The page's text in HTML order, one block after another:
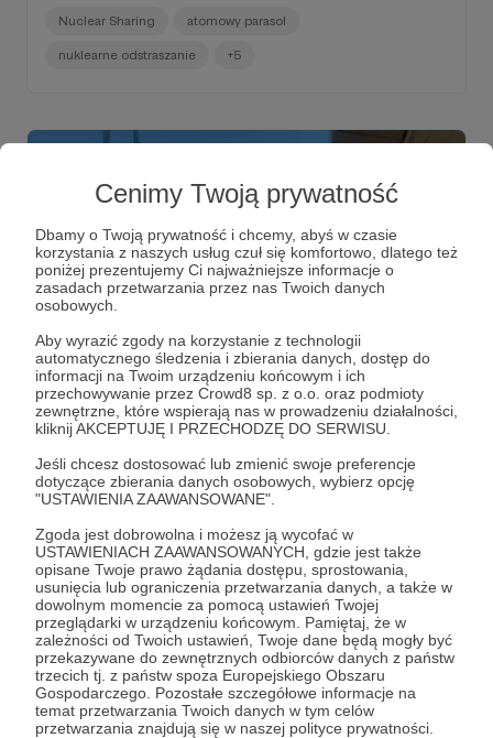
Cenimy Twoją prywatność
Dbamy o Twoją prywatność i chcemy, abyś w czasie
korzystania z naszych usług czuł się komfortowo, dlatego też
poniżej prezentujemy Ci najważniejsze informacje o
zasadach przetwarzania przez nas Twoich danych
osobowych.
Aby wyrazić zgody na korzystanie z technologii
automatycznego śledzenia i zbierania danych, dostęp do
informacji na Twoim urządzeniu końcowym i ich
przechowywanie przez Crowd8 sp. z o.o. oraz podmioty
zewnętrzne, które wspierają nas w prowadzeniu działalności,
kliknij AKCEPTUJĘ I PRZECHODZĘ DO SERWISU.
Jeśli chcesz dostosować lub zmienić swoje preferencje
dotyczące zbierania danych osobowych, wybierz opcję
"USTAWIENIA ZAAWANSOWANE".
Zgoda jest dobrowolna i możesz ją wycofać w
USTAWIENIACH ZAAWANSOWANYCH, gdzie jest także
opisane Twoje prawo żądania dostępu, sprostowania,
usunięcia lub ograniczenia przetwarzania danych, a także w
dowolnym momencie za pomocą ustawień Twojej
przeglądarki w urządzeniu końcowym. Pamiętaj, że w
zależności od Twoich ustawień, Twoje dane będą mogły być
przekazywane do zewnętrznych odbiorców danych z państw
trzecich tj. z państw spoza Europejskiego Obszaru
Gospodarczego. Pozostałe szczegółowe informacje na
temat przetwarzania Twoich danych w tym celów
przetwarzania znajdują się w naszej polityce prywatności.
od czasów zimnej wojny.
Nuclear Sharing atomowy parasol
nuklearne odstraszanie +5
19.10.2024 Brak komentarzy
(A)lternatywa
W obiegu medialnym pojawiły się spekulacje, wedle
których Ukraina zamierza pozyskać broń jądrową.
Źródłem zamieszania jest zła interpretacja słów
Wołodymyra Zełenskiego, który stwierdził, że jego kraj ma
„atom”.
+5